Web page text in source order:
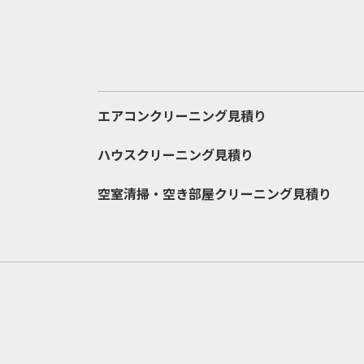
エアコンクリーニング見積り
ハウスクリーニング見積り
空室清掃・空き部屋クリーニング見積り